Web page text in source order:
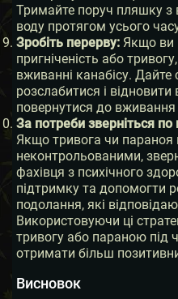
Тримайте поруч пляшку з
воду протягом усього
Зробіть перерву: Якщо ви
пригніченість або
вживанні канабісу. Дайте
розслабитися і
повернутися до вживання
За потреби зверніться
Якщо тривога чи
неконтрольованими,
фахівця з психічного
підтримку та допомогти
подолання, які
Використовуючи ці
тривогу або параною під
отримати більш
Висновок